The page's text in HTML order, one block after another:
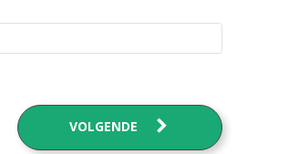
VOLGENDE